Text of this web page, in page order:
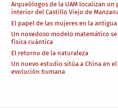
Arqueólogos de la UAM localizan un
interior del Castillo Viejo de
El papel de las mujeres en la
Un novedoso modelo matemático
física cuántica
El retorno de la naturaleza
Un nuevo estudio sitúa a China en
evolución humana